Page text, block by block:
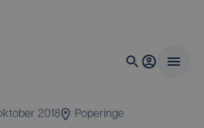
oktober 2018 Poperinge